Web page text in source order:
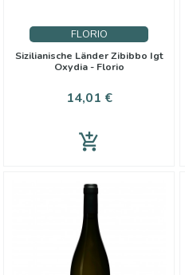
FLORIO
Sizilianische Länder Zibibbo Igt
Oxydia - Florio
Preis
14,01 €
add_shopping_cart